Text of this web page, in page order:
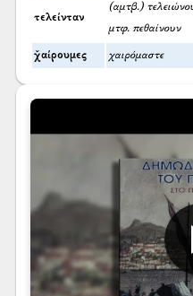
τελείνταν
(αμτβ.)
μτφ. πεθαίνουν
χ̌αίρουμες χαιρόμαστε